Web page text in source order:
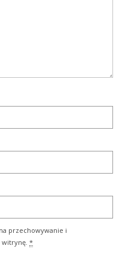
przechowywanie i
*